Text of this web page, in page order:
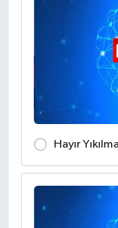
Hayır
KADIN-AİLE
MEDYA
SEÇİM 2011